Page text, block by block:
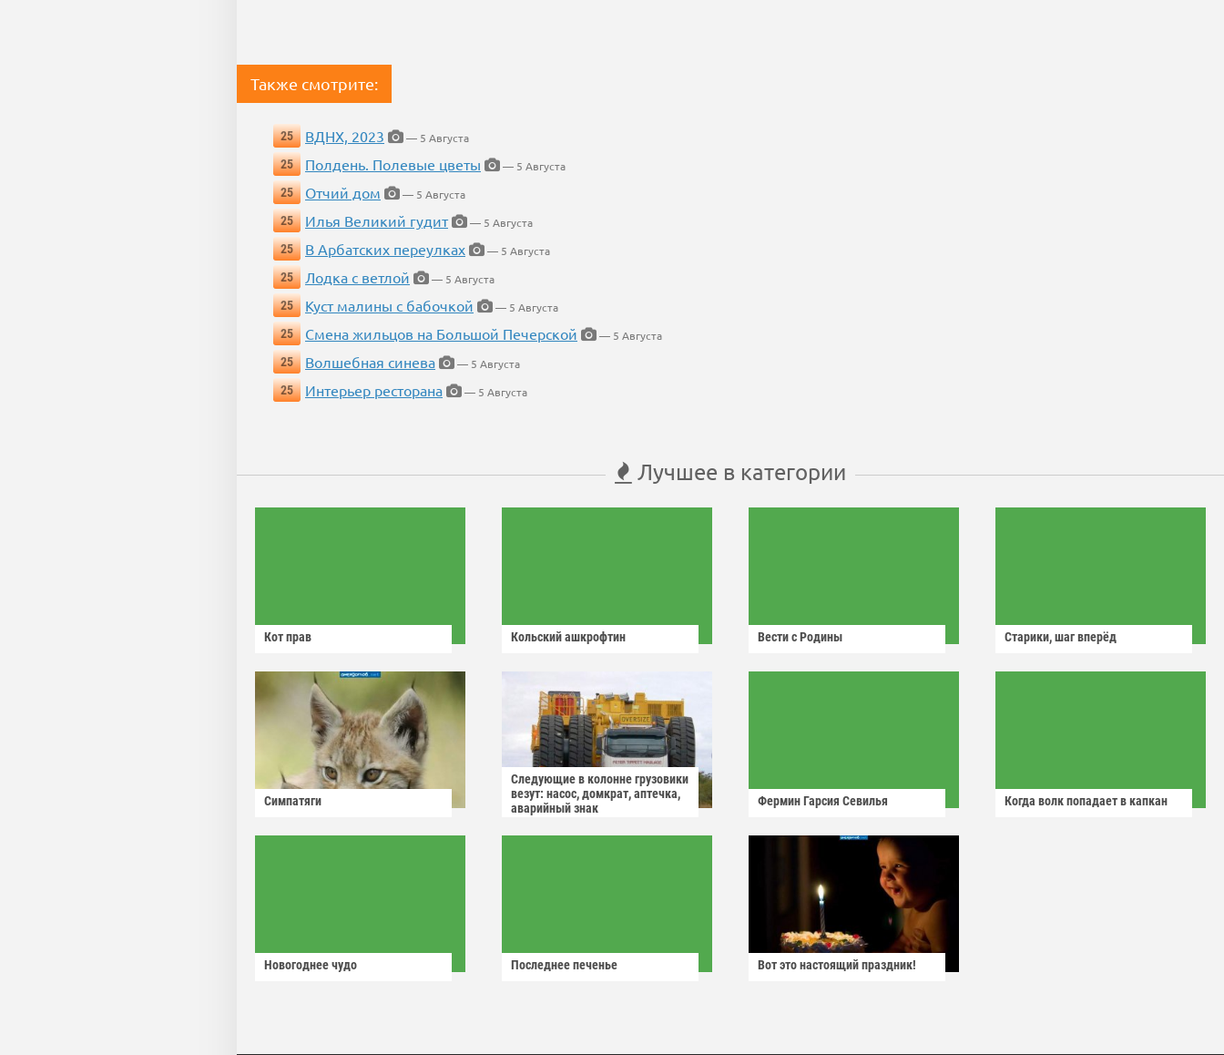
Также смотрите:
25 ВДНХ, 2023
— 5 Августа
25
Полдень. Полевые цветы
— 5 Августа
25
Отчий дом
— 5 Августа
25
Илья Великий гудит
— 5 Августа
25
В Арбатских переулках
— 5 Августа
25
Лодка с ветлой
— 5 Августа
25
Куст малины с бабочкой
— 5 Августа
25
Смена жильцов на Большой Печерской
— 5 Августа
25
Волшебная синева
— 5 Августа
25
Интерьер ресторана — 5 Августа
Лучшее в категории
Кот прав Кольский ашкрофтин Вести с Родины Старики, шаг вперёд
Симпатяги
Следующие в колонне грузовики
везут: насос, домкрат, аптечка,
аварийный знак
Фермин Гарсия Севилья Когда волк попадает в капкан
Новогоднее чудо Последнее печенье Вот это настоящий праздник!